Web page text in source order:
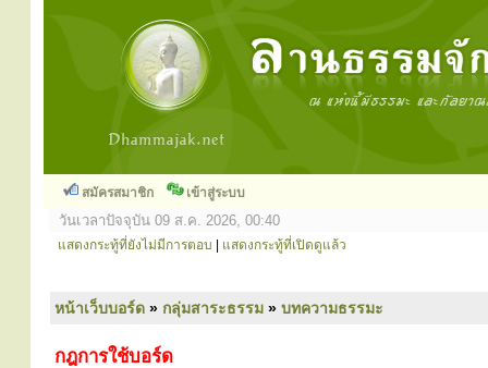
สมัครสมาชิก เข้าสู่ระบบ
วันเวลาปัจจุบัน 09 ส.ค. 2026, 00:40
แสดงกระทู้ที่ยังไม่มีการตอบ แสดงกระทู้ที่เปิดดูแล้ว
หน้าเว็บบอร์ด » กลุ่มสาระธรรม » บทความธรรมะ
กฎการใช้บอร์ด